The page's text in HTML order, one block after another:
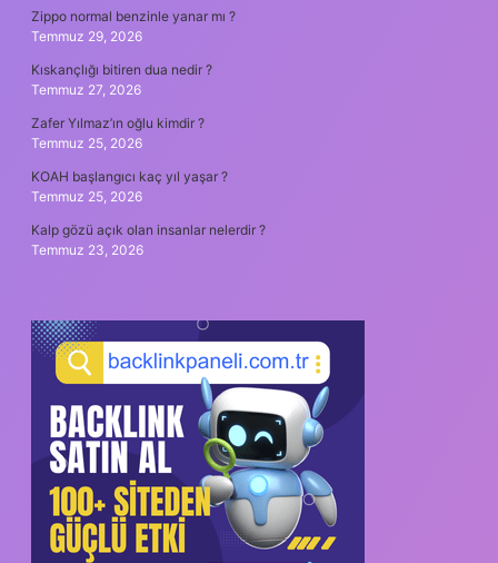
Zippo normal benzinle yanar mı ?
Temmuz 29, 2026
Kıskançlığı bitiren dua nedir ?
Temmuz 27, 2026
Zafer Yılmaz’ın oğlu kimdir ?
Temmuz 25, 2026
KOAH başlangıcı kaç yıl yaşar ?
Temmuz 25, 2026
Kalp gözü açık olan insanlar nelerdir ?
Temmuz 23, 2026